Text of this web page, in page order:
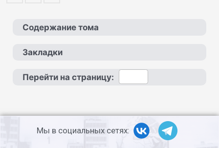
Содержание тома
Закладки
Перейти на страницу:
Мы в социальных сетях: